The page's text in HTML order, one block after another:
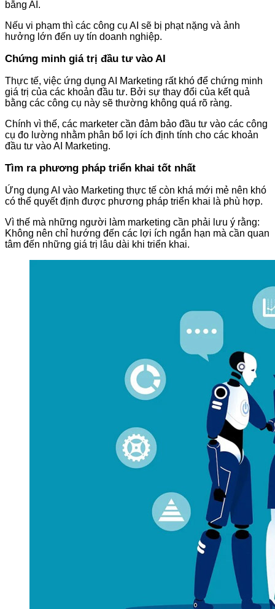
bằng AI.
Nếu vi phạm thì các công cụ AI sẽ bị phạt nặng và ảnh
hưởng lớn đến uy tín doanh nghiệp.
Chứng minh giá trị đầu tư vào AI
Thực tế, việc ứng dụng AI Marketing rất khó để chứng minh
giá trị của các khoản đầu tư. Bởi sự thay đổi của kết quả
bằng các công cụ này sẽ thường không quá rõ ràng.
Chính vì thế, các marketer cần đảm bảo đầu tư vào các công
cụ đo lường nhằm phân bổ lợi ích định tính cho các khoản
đầu tư vào AI Marketing.
Tìm ra phương pháp triển khai tốt nhất
Ứng dụng AI vào Marketing thực tế còn khá mới mẻ nên khó
có thể quyết định được phương pháp triển khai là phù hợp.
Vì thế mà những người làm marketing cần phải lưu ý rằng:
Không nên chỉ hướng đến các lợi ích ngắn hạn mà cần quan
tâm đến những giá trị lâu dài khi triển khai.